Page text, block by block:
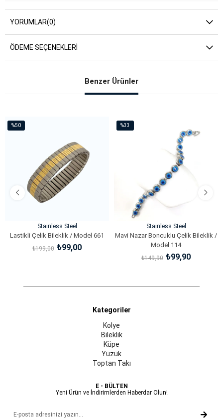
YORUMLAR(0)
ÖDEME SEÇENEKLERI
Benzer Ürünler
%50
Stainless Steel
Lastikli Çelik Bileklik / Model 661
₺99,00
₺199,00
%33
Stainless Steel
Mavi Nazar Boncuklu Çelik Bileklik /
Model 114
₺99,90
₺149,90
Kategoriler
Kolye
Bileklik
Küpe
Yüzük
Toptan Takı
E - BÜLTEN
Yeni Ürün ve İndirimlerden Haberdar Olun!